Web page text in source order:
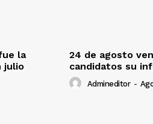
la
julio
24 de agosto
candidatos su
Admineditor -